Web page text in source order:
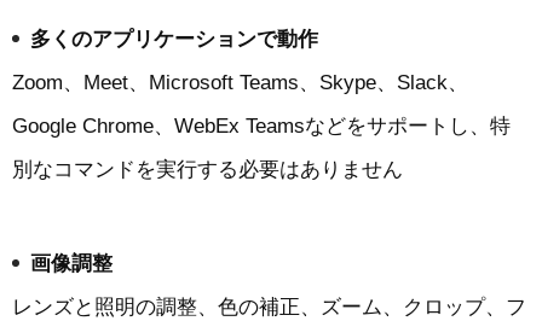
多くのアプリケーションで動作
Zoom、Meet、Microsoft Teams、Skype、Slack、
Google Chrome、WebEx Teamsなどをサポートし、特
別なコマンドを実行する必要はありません
画像調整
レンズと照明の調整、色の補正、ズーム、クロップ、フ